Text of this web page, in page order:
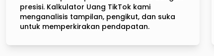
presisi. Kalkulator Uang TikTok kami
menganalisis tampilan, pengikut, dan suka
untuk memperkirakan pendapatan.